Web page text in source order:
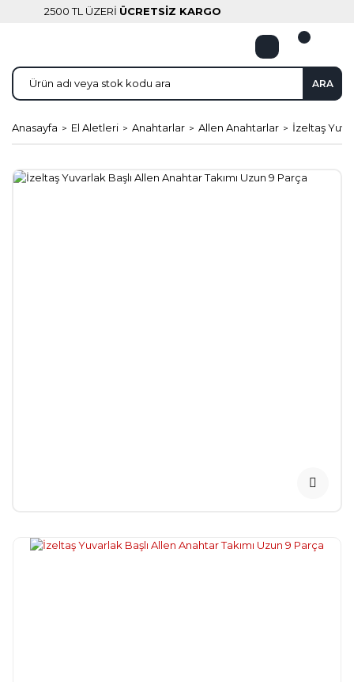
2500 TL ÜZERİ ÜCRETSİZ KARGO
ARA
Anasayfa El Aletleri Anahtarlar Allen Anahtarlar İzeltaş